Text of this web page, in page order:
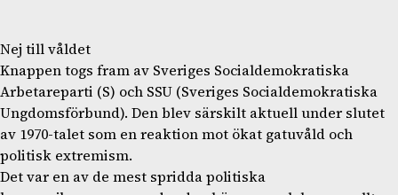
Nej till våldet
Knappen togs fram av Sveriges Socialdemokratiska
Arbetareparti (S) och SSU (Sveriges Socialdemokratiska
Ungdomsförbund). Den blev särskilt aktuell under slutet
av 1970-talet som en reaktion mot ökat gatuvåld och
politisk extremism.
Det var en av de mest spridda politiska